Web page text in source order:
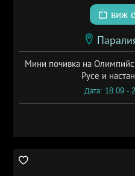
виж
Мини почивка на
Русе и
Дата: 18.09 -